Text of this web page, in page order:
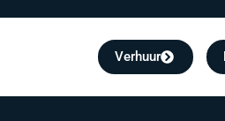
Verhuur